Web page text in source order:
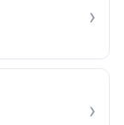
›
›